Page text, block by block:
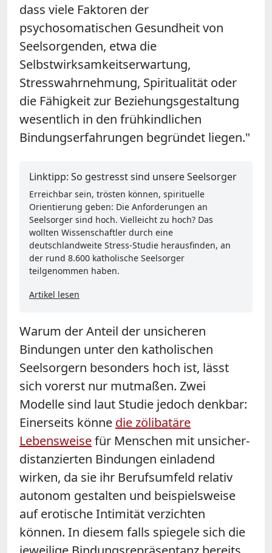
dass viele Faktoren der
psychosomatischen Gesundheit von
Seelsorgenden, etwa die
Selbstwirksamkeitserwartung,
Stresswahrnehmung, Spiritualität oder
die Fähigkeit zur Beziehungsgestaltung
wesentlich in den frühkindlichen
Bindungserfahrungen begründet liegen."
Linktipp: So gestresst sind unsere Seelsorger
Erreichbar sein, trösten können, spirituelle
Orientierung geben: Die Anforderungen an
Seelsorger sind hoch. Vielleicht zu hoch? Das
wollten Wissenschaftler durch eine
deutschlandweite Stress-Studie herausfinden, an
der rund 8.600 katholische Seelsorger
teilgenommen haben.
Artikel lesen
Warum der Anteil der unsicheren
Bindungen unter den katholischen
Seelsorgern besonders hoch ist, lässt
sich vorerst nur mutmaßen. Zwei
Modelle sind laut Studie jedoch denkbar:
Einerseits könne die zölibatäre
Lebensweisefür Menschen mit unsicher-
distanzierten Bindungen einladend
wirken, da sie ihr Berufsumfeld relativ
autonom gestalten und beispielsweise
auf erotische Intimität verzichten
können. In diesem falls spiegele sich die